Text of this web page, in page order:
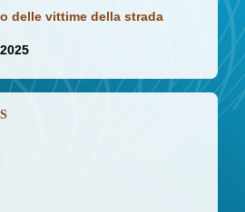
delle vittime della strada